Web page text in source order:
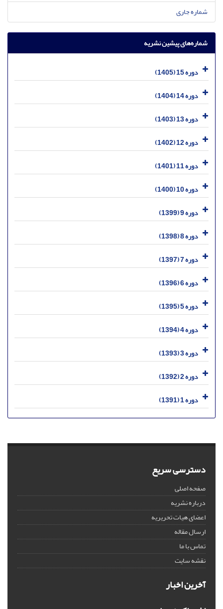
شماره جاری
شماره‌های پیشین نشریه
دوره 15 (1405)
دوره 14 (1404)
دوره 13 (1403)
دوره 12 (1402)
دوره 11 (1401)
دوره 10 (1400)
دوره 9 (1399)
دوره 8 (1398)
دوره 7 (1397)
دوره 6 (1396)
دوره 5 (1395)
دوره 4 (1394)
دوره 3 (1393)
دوره 2 (1392)
دوره 1 (1391)
دسترسی سریع
صفحه اصلی
درباره نشریه
اعضای هیات تحریریه
ارسال مقاله
تماس با ما
نقشه سایت
آخرین اخبار